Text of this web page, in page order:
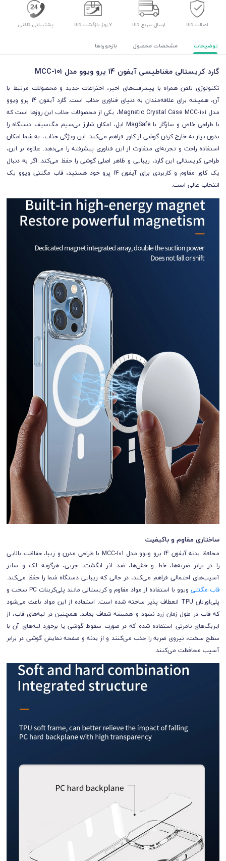
اصالت کالا ارسال سریع کالا ۷ روز بازگشت کالا پشتیبانی تلفنی
توضیحات مشخصات محصول بازخوردها
گارد کریستالی مغناطیسی آیفون 14 پرو ویوو مدل MCC-101
تکنولوژی تلفن همراه با پیشرفت‌های اخیر، اختراعات جدید و محصولات مرتبط با
آن، همیشه برای علاقه‌مندان به دنیای فناوری جذاب است. گارد آیفون 14 پرو ویوو
مدل Magnetic Crystal Case MCC-101، یکی از محصولات جذاب این روزها است که
با طراحی خاص و سازگار با MagSafe اپل، امکان شارژ بی‌سیم مگ‌سیف دستگاه را
بدون نیاز به خارج کردن گوشی از کاور فراهم می‌کند. این ویژگی جذاب، به شما امکان
استفاده راحت و تجربه‌ای متفاوت از این فناوری پیشرفته را می‌دهد. علاوه بر این،
طراحی کریستالی این گارد، زیبایی و ظاهر اصلی گوشی را حفظ می‌کند. اگر به دنبال
یک کاور مقاوم و کاربردی برای آیفون 14 پرو خود هستید، قاب مگنتی ویوو یک
انتخاب عالی است.
ساختاری مقاوم و باکیفیت
محافظ بدنه آیفون 14 پرو ویوو مدل MCC-101 با طراحی مدرن و زیبا، حفاظت بالایی
را در برابر ضربه‌ها، خط و خش‌ها، ضد اثر انگشت، چربی، هرگونه لک و سایر
آسیب‌های احتمالی فراهم می‌کند، در حالی که زیبایی دستگاه شما را حفظ می‌کند.
قاب مگنتی
ویوو با استفاده از مواد مقاوم و کریستالی مانند پلی‌کربنات PC سخت و
پلی‌اورتان TPU انعطاف پذیر ساخته شده است. استفاده از این مواد باعث می‌شود
که قاب در طول زمان زرد نشود و همیشه شفاف بماند. همچنین در لبه‌های قاب، از
ایربگ‌های نامرئی استفاده شده که در صورت سقوط گوشی یا برخورد لبه‌های آن با
سطح سخت، نیروی ضربه را جذب می‌کنند و از بدنه و صفحه نمایش گوشی در برابر
آسیب محافظت می‌کنند.